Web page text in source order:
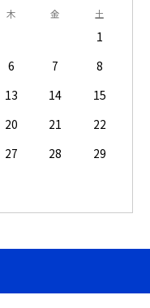
木 金 土
1
6 7
8
13 14
15
20 21
22
27 28
29